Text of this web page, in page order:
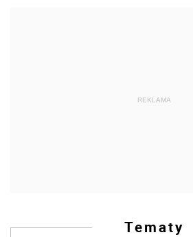
REKLAMA
Tematy